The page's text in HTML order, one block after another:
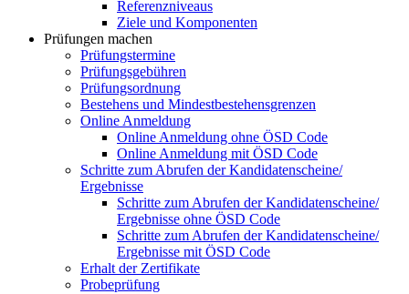
Referenzniveaus
Ziele und Komponenten
Prüfungen machen
Prüfungstermine
Prüfungsgebühren
Prüfungsordnung
Bestehens und Mindestbestehensgrenzen
Online Anmeldung
Online Anmeldung ohne ÖSD Code
Online Anmeldung mit ÖSD Code
Schritte zum Abrufen der Kandidatenscheine/
Ergebnisse
Schritte zum Abrufen der Kandidatenscheine/
Ergebnisse ohne ÖSD Code
Schritte zum Abrufen der Kandidatenscheine/
Ergebnisse mit ÖSD Code
Erhalt der Zertifikate
Probeprüfung